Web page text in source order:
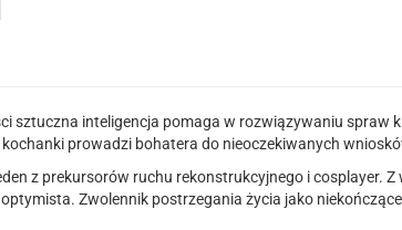
sztuczna inteligencja pomaga w rozwiązywaniu
prowadzi bohatera do nieoczekiwanych
z prekursorów ruchu rekonstrukcyjnego i cosplayer. Z
Zwolennik postrzegania życia jako